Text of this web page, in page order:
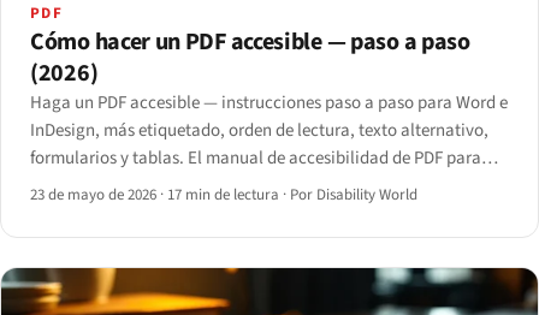
PDF
Cómo hacer un PDF accesible — paso a paso
(2026)
Haga un PDF accesible — instrucciones paso a paso para Word e
InDesign, más etiquetado, orden de lectura, texto alternativo,
formularios y tablas. El manual de accesibilidad de PDF para
2026.
23 de mayo de 2026 · 17 min de lectura · Por Disability World